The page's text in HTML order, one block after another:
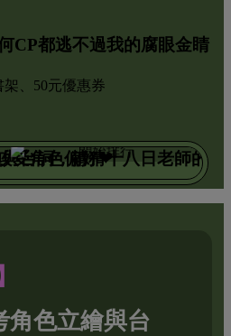
角色立繪與台